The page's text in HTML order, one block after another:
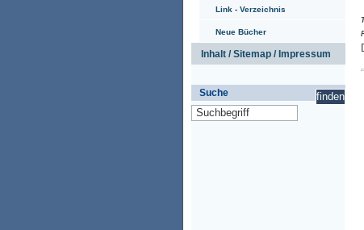
Link - Verzeichnis
Neue Bücher
Inhalt / Sitemap / Impressum
Suche